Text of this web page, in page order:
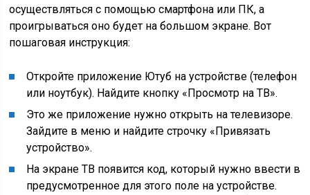
осуществляться с помощью смартфона или ПК, а
проигрываться оно будет на большом экране. Вот
пошаговая инструкция:
Откройте приложение Ютуб на устройстве (телефон
или ноутбук). Найдите кнопку «Просмотр на ТВ».
Это же приложение нужно открыть на телевизоре.
Зайдите в меню и найдите строчку «Привязать
устройство».
На экране ТВ появится код, который нужно ввести в
предусмотренное для этого поле на устройстве.